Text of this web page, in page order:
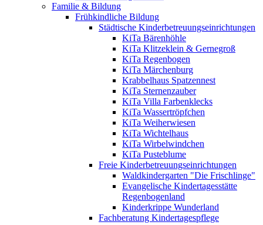
Familie & Bildung
Frühkindliche Bildung
Städtische Kinderbetreuungseinrichtungen
KiTa Bärenhöhle
KiTa Klitzeklein & Gernegroß
KiTa Regenbogen
KiTa Märchenburg
Krabbelhaus Spatzennest
KiTa Sternenzauber
KiTa Villa Farbenklecks
KiTa Wassertröpfchen
KiTa Weiherwiesen
KiTa Wichtelhaus
KiTa Wirbelwindchen
KiTa Pusteblume
Freie Kinderbetreuungseinrichtungen
Waldkindergarten "Die Frischlinge"
Evangelische Kindertagesstätte
Regenbogenland
Kinderkrippe Wunderland
Fachberatung Kindertagespflege